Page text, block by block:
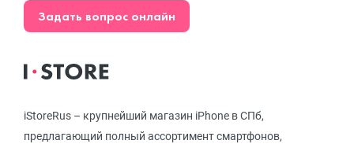
iStoreRus – крупнейший магазин iPhone в СПб,
предлагающий полный ассортимент смартфонов,
Задать вопрос онлайн